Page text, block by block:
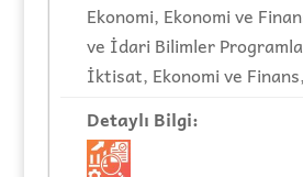
Ekonomi, Ekonomi ve
ve İdari Bilimler
İktisat, Ekonomi ve